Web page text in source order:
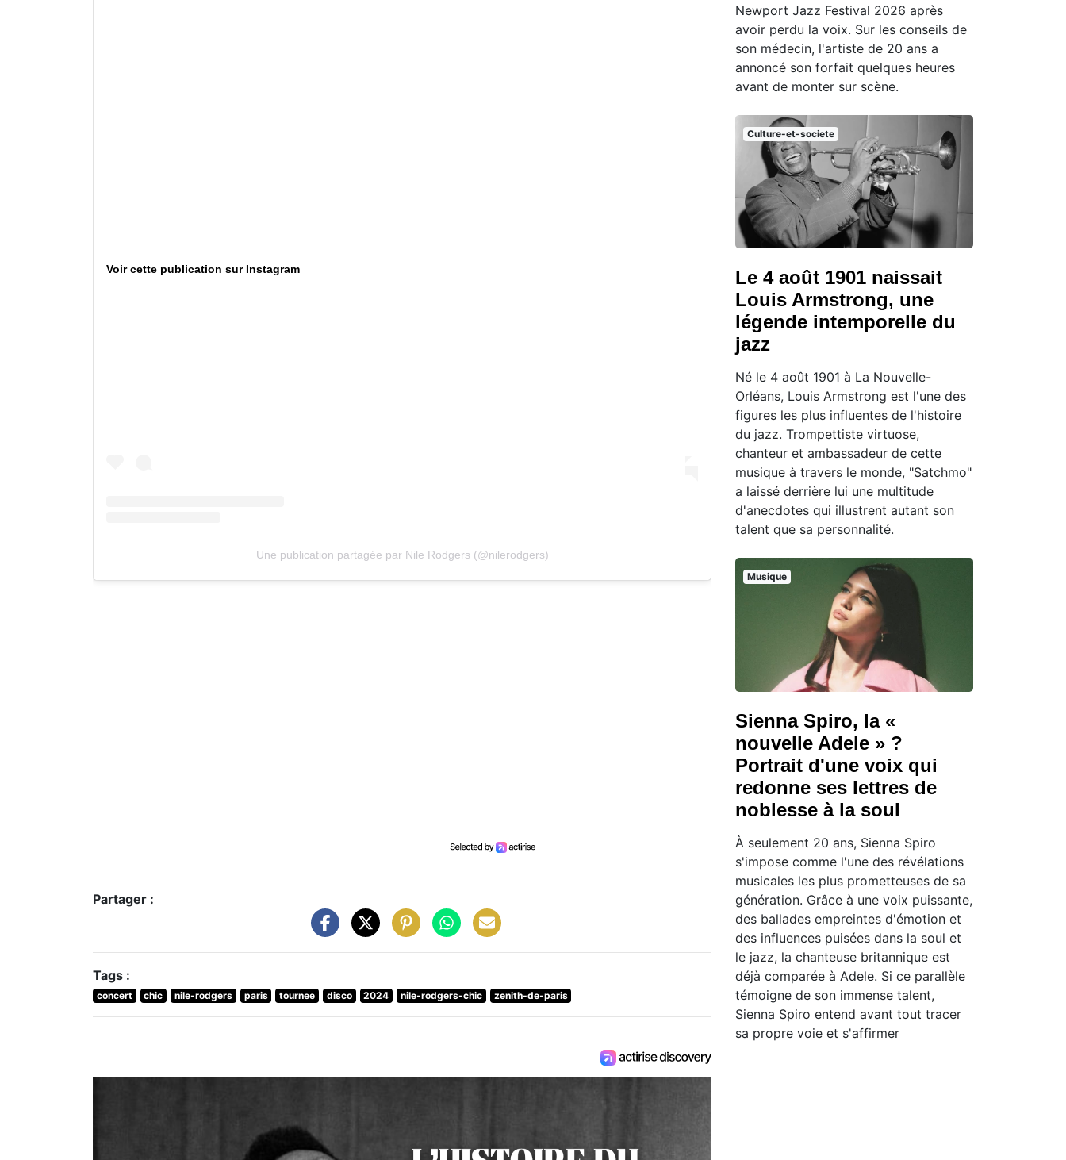
Voir cette publication sur Instagram
Une publication partagée par Nile Rodgers (@nilerodgers)
Partager :
Tags :
concert chic nile-rodgers paris tournee disco 2024 nile-rodgers-chic zenith-de-paris
Newport Jazz Festival 2026 après
avoir perdu la voix. Sur les conseils de
son médecin, l'artiste de 20 ans a
annoncé son forfait quelques heures
avant de monter sur scène.
Culture-et-societe
Le 4 août 1901 naissait
Louis Armstrong, une
légende intemporelle du
jazz
Né le 4 août 1901 à La Nouvelle-
Orléans, Louis Armstrong est l'une des
figures les plus influentes de l'histoire
du jazz. Trompettiste virtuose,
chanteur et ambassadeur de cette
musique à travers le monde, "Satchmo"
a laissé derrière lui une multitude
d'anecdotes qui illustrent autant son
talent que sa personnalité.
Musique
Sienna Spiro, la «
nouvelle Adele » ?
Portrait d'une voix qui
redonne ses lettres de
noblesse à la soul
À seulement 20 ans, Sienna Spiro
s'impose comme l'une des révélations
musicales les plus prometteuses de sa
génération. Grâce à une voix puissante,
des ballades empreintes d'émotion et
des influences puisées dans la soul et
le jazz, la chanteuse britannique est
déjà comparée à Adele. Si ce parallèle
témoigne de son immense talent,
Sienna Spiro entend avant tout tracer
sa propre voie et s'affirmer